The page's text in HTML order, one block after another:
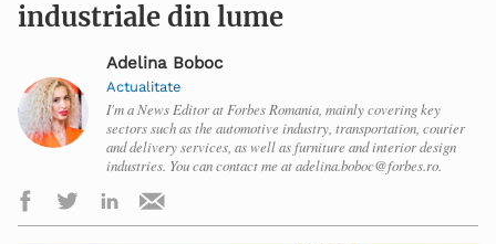
industriale din lume
Adelina Boboc
Actualitate
I'm a News Editor at Forbes Romania, mainly covering key
sectors such as the automotive industry, transportation, courier
and delivery services, as well as furniture and interior design
industries. You can contact me at adelina.boboc@forbes.ro.